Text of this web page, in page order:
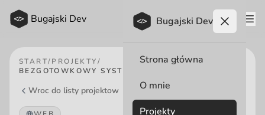
Bugajski Dev
Strona główna
O mnie
Projekty
Przejdź do treści
Bugajski Dev
START/PROJEKTY/
BEZGOTOWKOWY SYSTEM SPRZEDAŻY BILETÓW
Wroc do listy projektow